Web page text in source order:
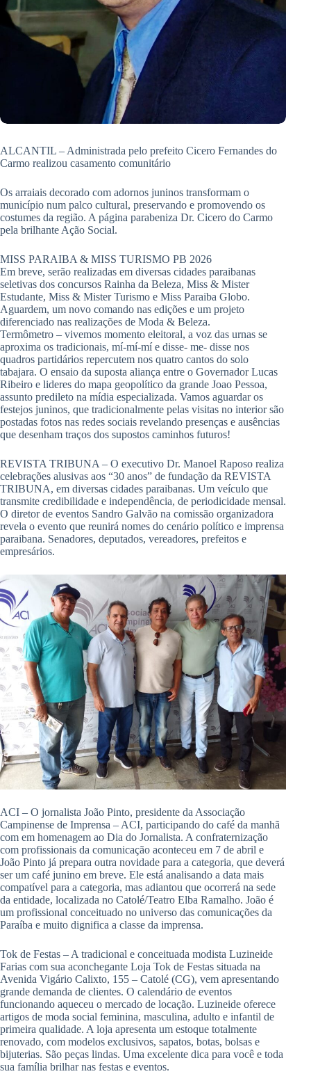
ALCANTIL – Administrada pelo prefeito Cicero Fernandes do
Carmo realizou casamento comunitário
Os arraiais decorado com adornos juninos transformam o
município num palco cultural, preservando e promovendo os
costumes da região. A página parabeniza Dr. Cicero do Carmo
pela brilhante Ação Social.
MISS PARAIBA & MISS TURISMO PB 2026
Em breve, serão realizadas em diversas cidades paraibanas
seletivas dos concursos Rainha da Beleza, Miss & Mister
Estudante, Miss & Mister Turismo e Miss Paraiba Globo.
Aguardem, um novo comando nas edições e um projeto
diferenciado nas realizações de Moda & Beleza.
Termômetro – vivemos momento eleitoral, a voz das urnas se
aproxima os tradicionais, mí-mí-mí e disse- me- disse nos
quadros partidários repercutem nos quatro cantos do solo
tabajara. O ensaio da suposta aliança entre o Governador Lucas
Ribeiro e lideres do mapa geopolítico da grande Joao Pessoa,
assunto predileto na mídia especializada. Vamos aguardar os
festejos juninos, que tradicionalmente pelas visitas no interior são
postadas fotos nas redes sociais revelando presenças e ausências
que desenham traços dos supostos caminhos futuros!
REVISTA TRIBUNA – O executivo Dr. Manoel Raposo realiza
celebrações alusivas aos “30 anos” de fundação da REVISTA
TRIBUNA, em diversas cidades paraibanas. Um veículo que
transmite credibilidade e independência, de periodicidade mensal.
O diretor de eventos Sandro Galvão na comissão organizadora
revela o evento que reunirá nomes do cenário político e imprensa
paraibana. Senadores, deputados, vereadores, prefeitos e
empresários.
ACI – O jornalista João Pinto, presidente da Associação
Campinense de Imprensa – ACI, participando do café da manhã
com em homenagem ao Dia do Jornalista. A confraternização
com profissionais da comunicação aconteceu em 7 de abril e
João Pinto já prepara outra novidade para a categoria, que deverá
ser um café junino em breve. Ele está analisando a data mais
compatível para a categoria, mas adiantou que ocorrerá na sede
da entidade, localizada no Catolé/Teatro Elba Ramalho. João é
um profissional conceituado no universo das comunicações da
Paraíba e muito dignifica a classe da imprensa.
Tok de Festas – A tradicional e conceituada modista Luzineide
Farias com sua aconchegante Loja Tok de Festas situada na
Avenida Vigário Calixto, 155 – Catolé (CG), vem apresentando
grande demanda de clientes. O calendário de eventos
funcionando aqueceu o mercado de locação. Luzineide oferece
artigos de moda social feminina, masculina, adulto e infantil de
primeira qualidade. A loja apresenta um estoque totalmente
renovado, com modelos exclusivos, sapatos, botas, bolsas e
bijuterias. São peças lindas. Uma excelente dica para você e toda
sua família brilhar nas festas e eventos.